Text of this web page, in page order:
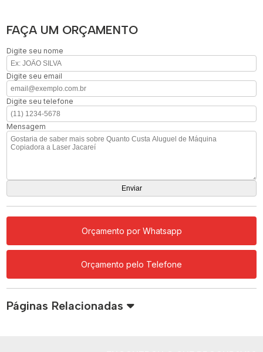
FAÇA UM ORÇAMENTO
Digite seu nome
Digite seu email
Digite seu telefone
Mensagem
Orçamento por Whatsapp
Orçamento pelo Telefone
Páginas Relacionadas